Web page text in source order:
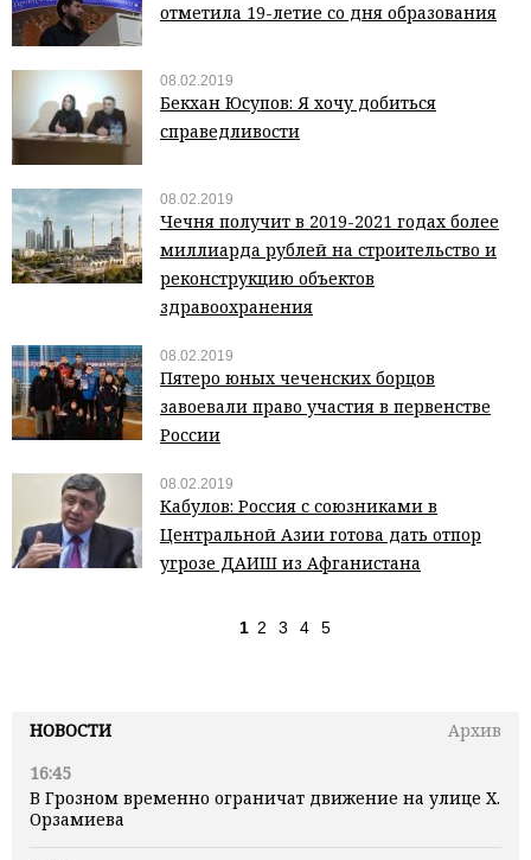
НОВОСТИ
Архив
16:45
В Грозном временно ограничат движение на улице Х.
Орзамиева
отметила 19-летие со дня образования
08.02.2019
Бекхан Юсупов: Я хочу добиться
справедливости
08.02.2019
Чечня получит в 2019-2021 годах более
миллиарда рублей на строительство и
реконструкцию объектов
здравоохранения
08.02.2019
Пятеро юных чеченских борцов
завоевали право участия в первенстве
России
08.02.2019
Кабулов: Россия с союзниками в
Центральной Азии готова дать отпор
угрозе ДАИШ из Афганистана
1 2 3 4 5